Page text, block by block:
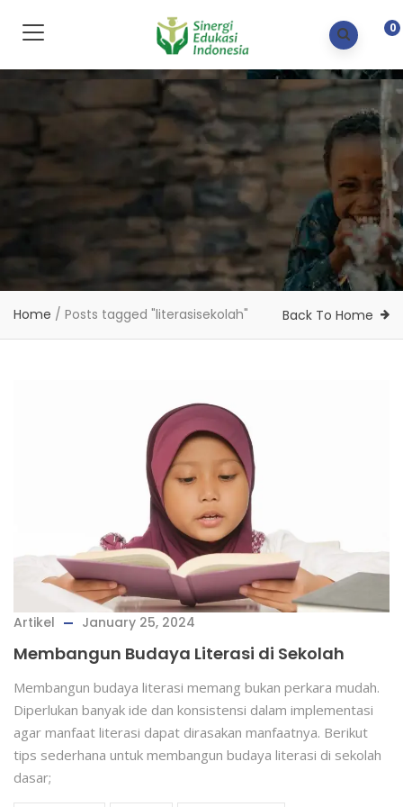
0
Home / Posts tagged "literasisekolah" Back To Home
Artikel January 25, 2024
Membangun Budaya Literasi di Sekolah
Membangun budaya literasi memang bukan perkara mudah.
Diperlukan banyak ide dan konsistensi dalam implementasi
agar manfaat literasi dapat dirasakan manfaatnya. Berikut
tips sederhana untuk membangun budaya literasi di sekolah
dasar;